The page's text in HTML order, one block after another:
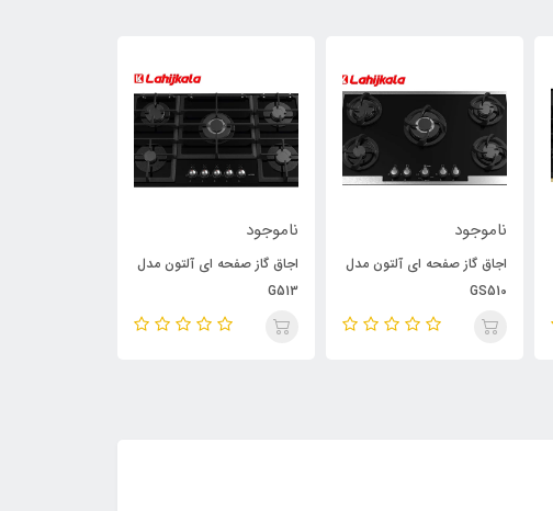
ناموجود
اجاق گاز صفحه ای آلتون مدل
GS510
ناموجود
اجاق گاز صفحه ای آلتون مدل
G513